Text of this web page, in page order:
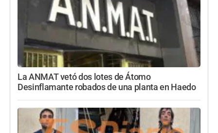
La ANMAT vetó dos lotes de Átomo
Desinflamante robados de una planta en Haedo